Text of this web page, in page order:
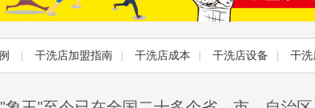
| 干洗店加盟指南 | 干洗店成本 | 干洗店设备 | 干洗